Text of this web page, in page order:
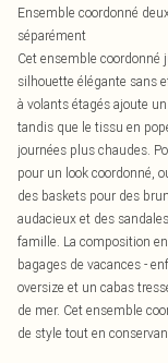
Ensemble coordonné
séparément
Cet ensemble coordonné
silhouette élégante sans
à volants étagés ajoute
tandis que le tissu en
journées plus chaudes.
pour un look coordonné,
des baskets pour des
audacieux et des
famille. La composition
bagages de vacances -
oversize et un cabas
de mer. Cet ensemble
de style tout en